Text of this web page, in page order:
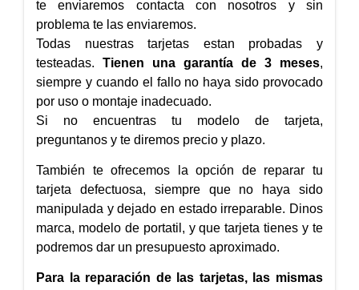
te enviaremos contacta con nosotros y sin
problema te las enviaremos.
Todas nuestras tarjetas estan probadas y
testeadas. Tienen una garantía de 3 meses,
siempre y cuando el fallo no haya sido provocado
por uso o montaje inadecuado.
Si no encuentras tu modelo de tarjeta,
preguntanos y te diremos precio y plazo.
También te ofrecemos la opción de reparar tu
tarjeta defectuosa, siempre que no haya sido
manipulada y dejado en estado irreparable. Dinos
marca, modelo de portatil, y que tarjeta tienes y te
podremos dar un presupuesto aproximado.
Para la reparación de las tarjetas, las mismas